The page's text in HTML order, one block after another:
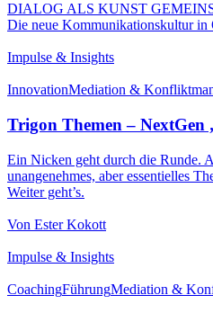
DIALOG ALS KUNST
Die neue Kommunikationskultur in
Impulse & Insights
InnovationMediation &
Trigon Themen – NextGen
Ein Nicken geht durch die Runde.
unangenehmes, aber essentielles
Weiter geht’s.
Von Ester Kokott
Impulse & Insights
CoachingFührungMediation &